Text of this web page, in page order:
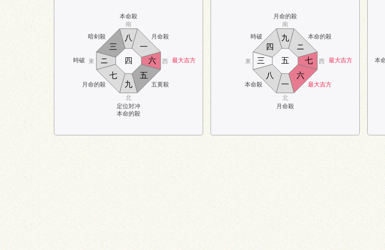
暗剣殺
本命殺
月命殺
時破 最大吉方
月命的殺
定位対冲
本命的殺
五黄殺
南
北
東 西
九
一
ニ
三
四
五
六
七
八 時破
月命的殺
本命的殺
最大吉方
本命殺
月命殺
最大吉方
南
北
東 西
一
ニ
三
四
五
六
七
八
九
本